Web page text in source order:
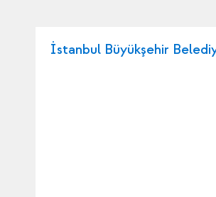
İstanbul Büyükşehir